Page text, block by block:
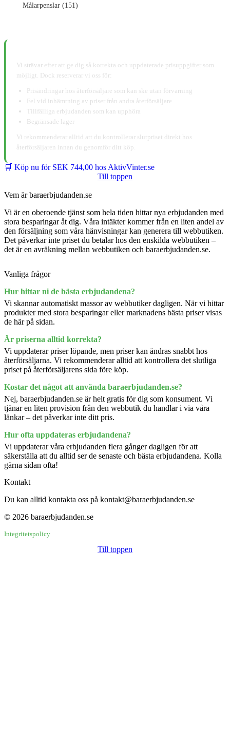
Målarpenslar (151)
Vi strävar efter att ge dig så korrekta och uppdaterade prisuppgifter som
möjligt. Dock reserverar vi oss för:
Prisändringar hos återförsäljare som kan ske utan förvarning
Fel vid inhämtning av priser från andra återförsäljare
Tillfälliga erbjudanden som kan upphöra
Begränsade lager
Vi rekommenderar alltid att du kontrollerar slutpriset direkt hos
återförsäljaren innan du genomför ditt köp.
🛒 Köp nu för SEK 744,00 hos AktivVinter.se
Till toppen
Vem är baraerbjudanden.se
Vi är en oberoende tjänst som hela tiden hittar nya erbjudanden med
stora besparingar åt dig. Våra intäkter kommer från en liten andel av
den försäljning som våra hänvisningar kan generera till webbutiken.
Det påverkar inte priset du betalar hos den enskilda webbutiken –
det är en avräkning mellan webbutiken och baraerbjudanden.se.
Vanliga frågor
Hur hittar ni de bästa erbjudandena?
Vi skannar automatiskt massor av webbutiker dagligen. När vi hittar
produkter med stora besparingar eller marknadens bästa priser visas
de här på sidan.
Är priserna alltid korrekta?
Vi uppdaterar priser löpande, men priser kan ändras snabbt hos
återförsäljarna. Vi rekommenderar alltid att kontrollera det slutliga
priset på återförsäljarens sida före köp.
Kostar det något att använda baraerbjudanden.se?
Nej, baraerbjudanden.se är helt gratis för dig som konsument. Vi
tjänar en liten provision från den webbutik du handlar i via våra
länkar – det påverkar inte ditt pris.
Hur ofta uppdateras erbjudandena?
Vi uppdaterar våra erbjudanden flera gånger dagligen för att
säkerställa att du alltid ser de senaste och bästa erbjudandena. Kolla
gärna sidan ofta!
Kontakt
Du kan alltid kontakta oss på kontakt@baraerbjudanden.se
© 2026 baraerbjudanden.se
Integritetspolicy
Till toppen